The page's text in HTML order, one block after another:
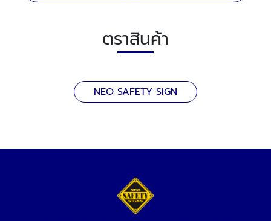
ตราสินค้า
NEO SAFETY SIGN